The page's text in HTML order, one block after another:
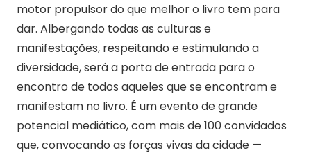
motor propulsor do que melhor o livro tem para
dar. Albergando todas as culturas e
manifestações, respeitando e estimulando a
diversidade, será a porta de entrada para o
encontro de todos aqueles que se encontram e
manifestam no livro. É um evento de grande
potencial mediático, com mais de 100 convidados
que, convocando as forças vivas da cidade —